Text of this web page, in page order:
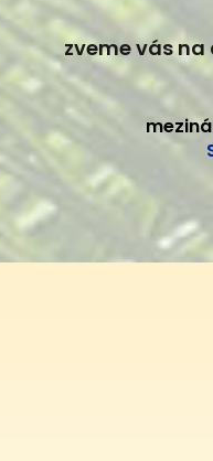
zveme vás